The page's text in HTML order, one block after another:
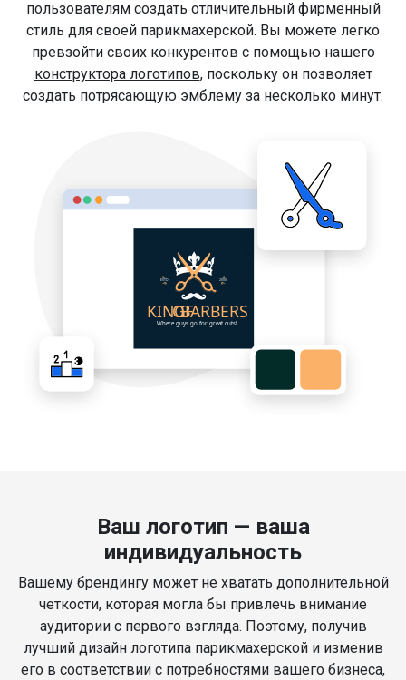
пользователям создать отличительный фирменный
стиль для своей парикмахерской. Вы можете легко
превзойти своих конкурентов с помощью нашего
конструктора логотипов, поскольку он позволяет
создать потрясающую эмблему за несколько минут.
Ваш логотип — ваша
индивидуальность
Вашему брендингу может не хватать дополнительной
четкости, которая могла бы привлечь внимание
аудитории с первого взгляда. Поэтому, получив
лучший дизайн логотипа парикмахерской и изменив
его в соответствии с потребностями вашего бизнеса,